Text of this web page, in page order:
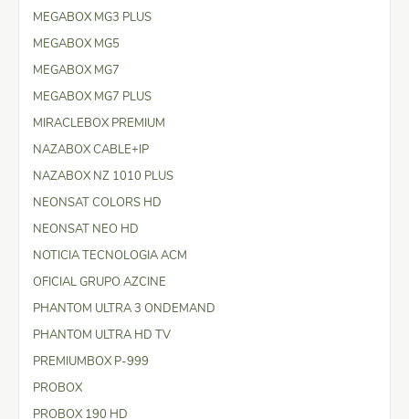
MEGABOX MG3 PLUS
MEGABOX MG5
MEGABOX MG7
MEGABOX MG7 PLUS
MIRACLEBOX PREMIUM
NAZABOX CABLE+IP
NAZABOX NZ 1010 PLUS
NEONSAT COLORS HD
NEONSAT NEO HD
NOTICIA TECNOLOGIA ACM
OFICIAL GRUPO AZCINE
PHANTOM ULTRA 3 ONDEMAND
PHANTOM ULTRA HD TV
PREMIUMBOX P-999
PROBOX
PROBOX 190 HD